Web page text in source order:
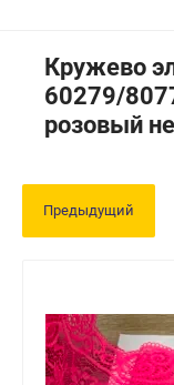
Кружево
60279/
розовый
Предыдущий